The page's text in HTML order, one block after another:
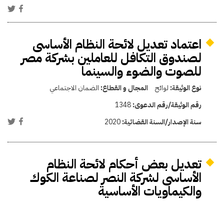
اعتماد تعديل لائحة النظام الأساسى
لصندوق التكافل للعاملين بشركة مصر
للصوت والضوء والسينما
نوع الوثيقة: لوائح المجال و القطاع: الضمان الاجتماعي
رقم الوثيقة/رقم الدعوى:1348
سنة الإصدار/السنة القضائية:2020
تعديل بعض أحكام لائحة النظام
الأساسى لشركة النصر لصناعة الكوك
والكيماويات الأساسية